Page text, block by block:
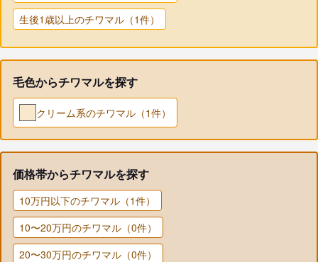
生後1歳以上のチワマル（1件）
毛色からチワマルを探す
クリーム系のチワマル（1件）
価格帯からチワマルを探す
10万円以下のチワマル（1件）
10〜20万円のチワマル（0件）
20〜30万円のチワマル（0件）